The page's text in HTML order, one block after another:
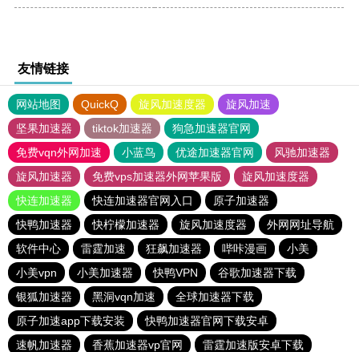
友情链接
网站地图 QuickQ 旋风加速度器
旋风加速
坚果加速器
tiktok加速器
狗急加速器官网
免费vqn外网加速
小蓝鸟 优途加速器官网
风驰加速器
旋风加速器
免费vps加速器外网苹果版
旋风加速度器
快连加速器
快连加速器官网入口
原子加速器
快鸭加速器
快柠檬加速器 旋风加速度器
外网网址导航
软件中心
雷霆加速 狂飙加速器 哔咔漫画
小美
小美vpn
小美加速器 快鸭VPN
谷歌加速器下载
银狐加速器
黑洞vqn加速
全球加速器下载
原子加速app下载安装
快鸭加速器官网下载安卓
速帆加速器
香蕉加速器vp官网
雷霆加速版安卓下载